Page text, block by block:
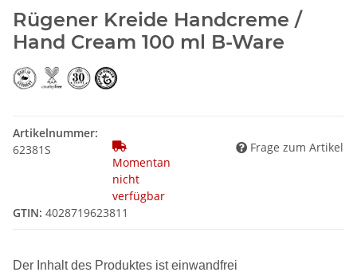
Rügener Kreide Handcreme /
Hand Cream 100 ml B-Ware
Artikelnummer:
62381S
Momentan
nicht
verfügbar
Frage zum Artikel
GTIN: 4028719623811
Der Inhalt des Produktes ist einwandfrei